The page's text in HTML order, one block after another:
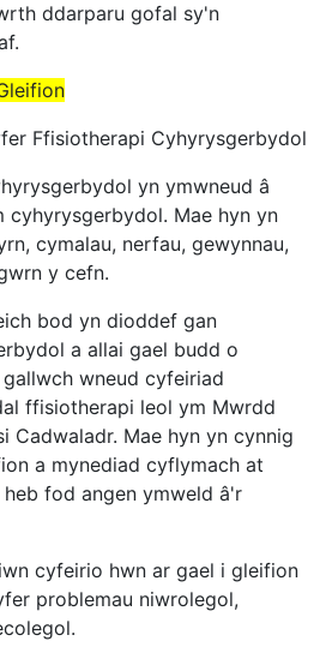
ddarparu gofal sy'n
Ffisiotherapi Cyhyrysgerbydol
yn ymwneud â
Mae hyn yn
cymalau, nerfau, gewynnau,
y cefn.
bod yn dioddef gan
a allai gael budd o
wneud cyfeiriad
ffisiotherapi leol ym Mwrdd
Cadwaladr. Mae hyn yn cynnig
a mynediad cyflymach at
fod angen ymweld â'r
cyfeirio hwn ar gael i gleifion
problemau niwrolegol,